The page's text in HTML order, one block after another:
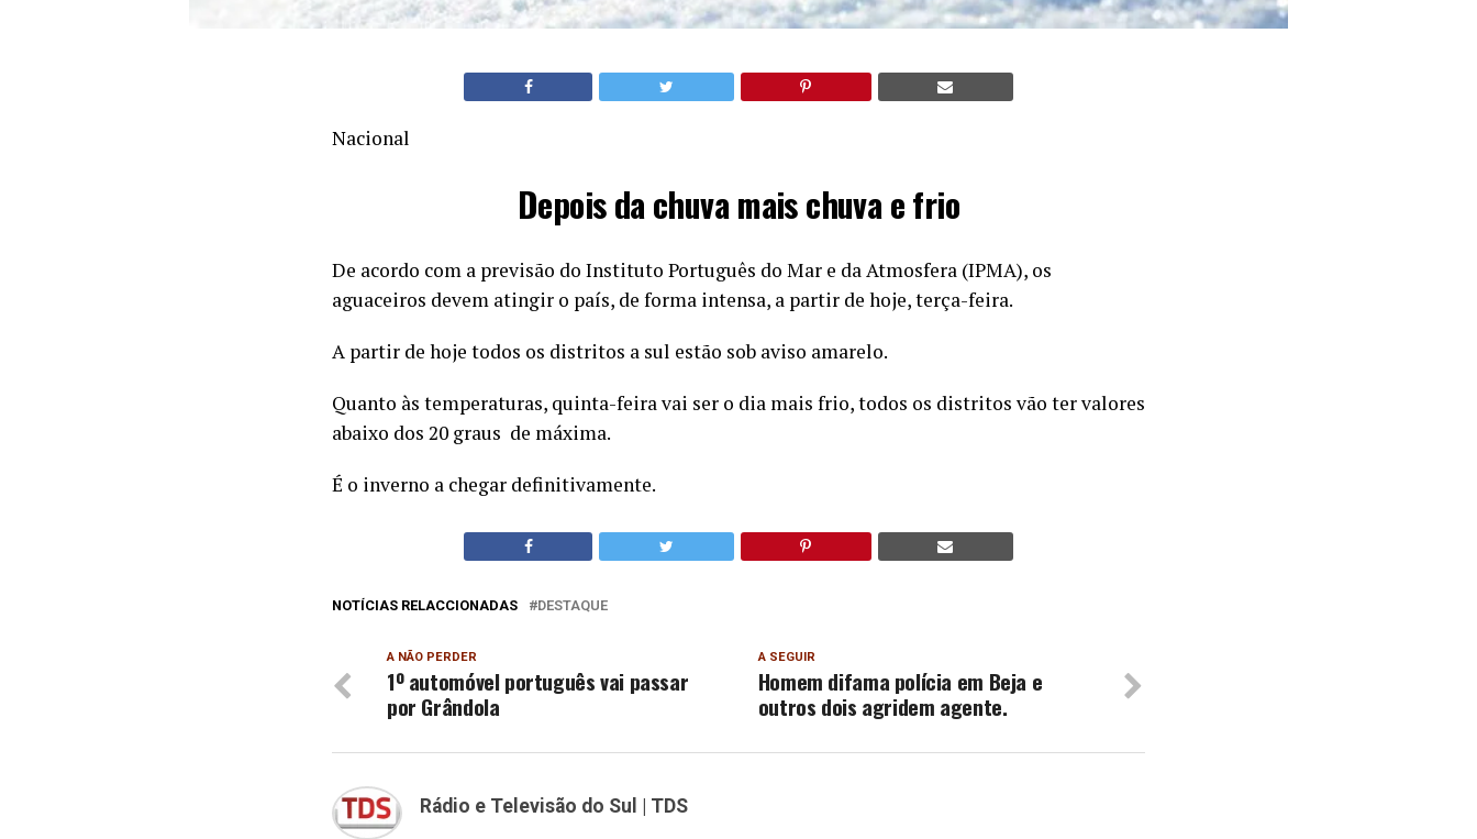
Nacional
Depois da chuva mais chuva e frio
De acordo com a previsão do Instituto Português do Mar e da Atmosfera (IPMA), os
aguaceiros devem atingir o país, de forma intensa, a partir de hoje, terça-feira.
A partir de hoje todos os distritos a sul estão sob aviso amarelo.
Quanto às temperaturas, quinta-feira vai ser o dia mais frio, todos os distritos vão ter valores
abaixo dos 20 graus de máxima.
É o inverno a chegar definitivamente.
NOTÍCIAS RELACCIONADAS DESTAQUE
A SEGUIR
Homem difama polícia em Beja e
outros dois agridem agente.
A NÃO PERDER
1º automóvel português vai passar
por Grândola
Rádio e Televisão do Sul | TDS